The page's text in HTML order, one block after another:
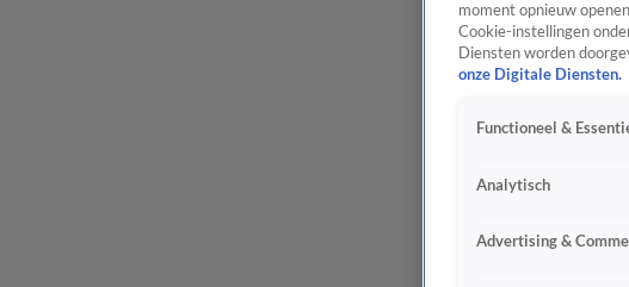
moment opnieuw
Cookie-instellingen
Diensten worden
onze Digitale Diensten.
Functioneel &
Analytisch
Advertising &